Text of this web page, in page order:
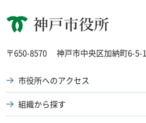
神戸市役所
〒650-8570 神戸市中央区加納町6-5-1
市役所へのアクセス
組織から探す